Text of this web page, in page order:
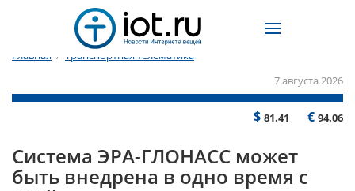
Главная /
Транспортная телематика
7 августа 2026
$ 81.41 € 94.06
Система ЭРА-ГЛОНАСС может
быть внедрена в одно время с